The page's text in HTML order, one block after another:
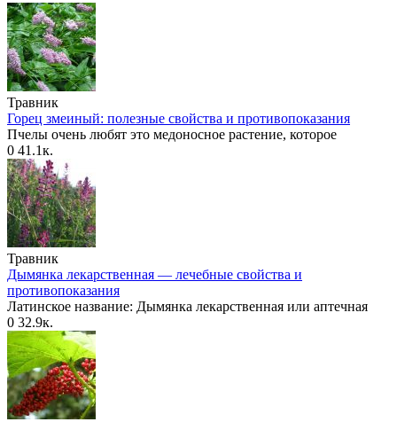
Травник
Горец змеиный: полезные свойства и противопоказания
Пчелы очень любят это медоносное растение, которое
0 41.1к.
Травник
Дымянка лекарственная — лечебные свойства и
противопоказания
Латинское название: Дымянка лекарственная или аптечная
0 32.9к.